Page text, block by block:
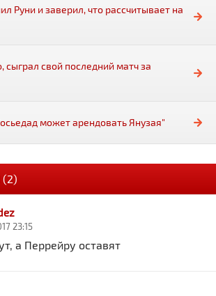
Руни и заверил, что рассчитывает на
сыграл свой последний матч за
может арендовать Янузая"
23:15
а Перрейру оставят